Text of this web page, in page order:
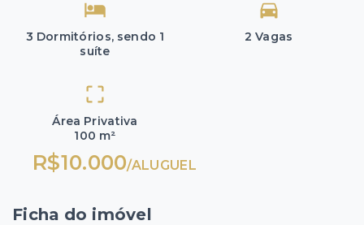
3 Dormitórios, sendo 1
suíte
2 Vagas
Área Privativa
100 m²
R$10.000/ALUGUEL
Ficha do imóvel